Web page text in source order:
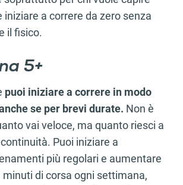
iniziare a correre da zero senza
il fisico.
5+
puoi iniziare a correre in modo
se per brevi durate. Non è
vai veloce, ma quanto riesci a
Puoi iniziare a
più regolari e aumentare
minuti di corsa ogni settimana,